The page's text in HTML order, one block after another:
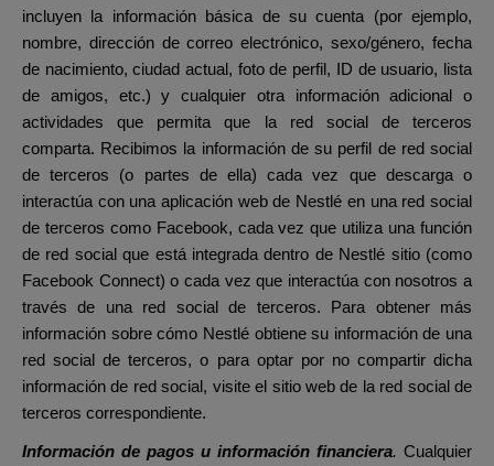
incluyen la información básica de su cuenta (por ejemplo,
nombre, dirección de correo electrónico, sexo/género, fecha
de nacimiento, ciudad actual, foto de perfil, ID de usuario, lista
de amigos, etc.) y cualquier otra información adicional o
actividades que permita que la red social de terceros
comparta. Recibimos la información de su perfil de red social
de terceros (o partes de ella) cada vez que descarga o
interactúa con una aplicación web de Nestlé en una red social
de terceros como Facebook, cada vez que utiliza una función
de red social que está integrada dentro de Nestlé sitio (como
Facebook Connect) o cada vez que interactúa con nosotros a
través de una red social de terceros. Para obtener más
información sobre cómo Nestlé obtiene su información de una
red social de terceros, o para optar por no compartir dicha
información de red social, visite el sitio web de la red social de
terceros correspondiente.
Información de pagos u información financiera. Cualquier